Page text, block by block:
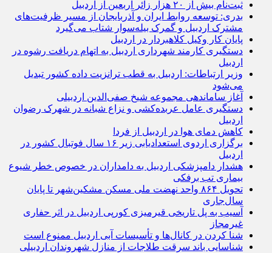
ثبت‌نام بیش از ۲۰ هزار زائر اربعین از اردبیل
بدری: توسعه روابط ایران و آذربایجان از مسیر ظرفیت‌های
مشترک اردبیل و گمرک بیله‌سوار شتاب می‌گیرد
پایان کار وکیل کلاهبردار در اردبیل
دستگیری کارمند شهرداری اردبیل به اتهام دریافت رشوه در
اردبیل
وزیر ارتباطات: اردبیل به قطب ترانزیت داده کشور تبدیل
می‌شود
آغاز ساماندهی مجموعه شیخ صفی‌الدین اردبیلی
دستگیری عامل عربده‌کشی و نزاع شبانه در شهرک رضوان
اردبیل
کاهش دمای هوا در اردبیل از فردا
برگزاری اردوی استعدادیابی زیر ۱۶ سال فوتبال کشور در
اردبیل
هشدار دامپزشکی اردبیل به دامداران در خصوص خطر شیوع
بیماری تب برفکی
تحویل ۸۶۴ واحد نهضت ملی مسکن مشکین‌شهر تا پایان
سال‌جاری
آسیب به پل تاریخی قیرمیزی کورپی اردبیل در اثر حفاری
غیرمجاز
شنا کردن در کانال‌ها و تأسیسات آبی اردبیل ممنوع است
شناسایی باند سرقت طلاجات از منازل شهروندان اردبیلی